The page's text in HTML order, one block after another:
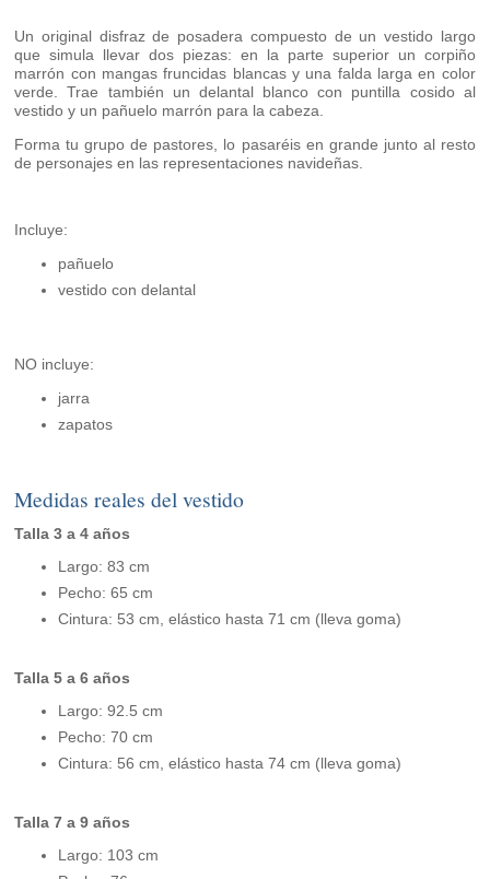
Un original disfraz de posadera compuesto de un vestido largo
que simula llevar dos piezas: en la parte superior un corpiño
marrón con mangas fruncidas blancas y una falda larga en color
verde. Trae también un delantal blanco con puntilla cosido al
vestido y un pañuelo marrón para la cabeza.
Forma tu grupo de pastores, lo pasaréis en grande junto al resto
de personajes en las representaciones navideñas.
Incluye:
pañuelo
vestido con delantal
NO incluye:
jarra
zapatos
Medidas reales del vestido
Talla 3 a 4 años
Largo: 83 cm
Pecho: 65 cm
Cintura: 53 cm, elástico hasta 71 cm (lleva goma)
Talla 5 a 6 años
Largo: 92.5 cm
Pecho: 70 cm
Cintura: 56 cm, elástico hasta 74 cm (lleva goma)
Talla 7 a 9 años
Largo: 103 cm